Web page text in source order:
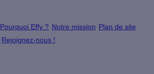
Pourquoi Effy ? Notre mission Plan de site
Rejoignez-nous !